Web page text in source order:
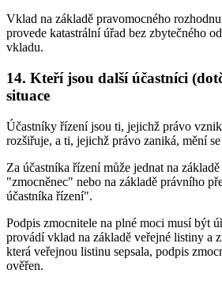
Vklad na základě pravomocného
provede katastrální úřad bez zbytečného
vkladu.
14. Kteří jsou další účastníci
situace
Účastníky řízení jsou ti, jejichž právo
rozšiřuje, a ti, jejichž právo zaniká, mění
Za účastníka řízení může jednat na
"zmocněnec" nebo na základě právního
účastníka řízení".
Podpis zmocnitele na plné moci musí být
provádí vklad na základě veřejné listiny a
která veřejnou listinu sepsala, podpis
ověřen.